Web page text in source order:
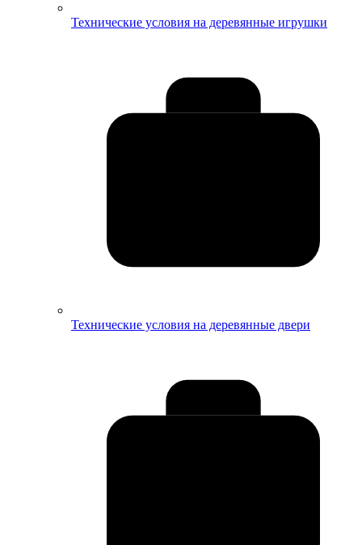
Технические условия на деревянные игрушки
Технические условия на деревянные двери